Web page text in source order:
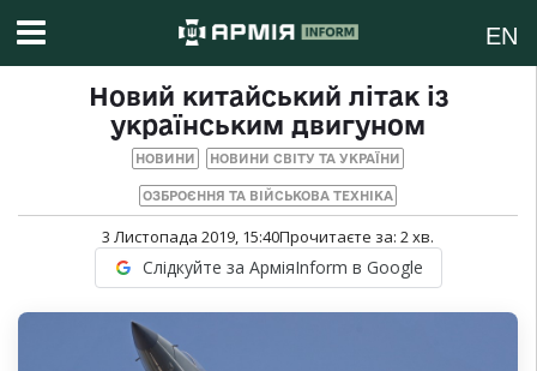
EN
Новий китайський літак із
українським двигуном
НОВИНИ НОВИНИ СВІТУ ТА УКРАЇНИ
ОЗБРОЄННЯ ТА ВІЙСЬКОВА ТЕХНІКА
3 Листопада 2019, 15:40Прочитаєте за: 2хв.
Слідкуйте за АрміяInform в Google